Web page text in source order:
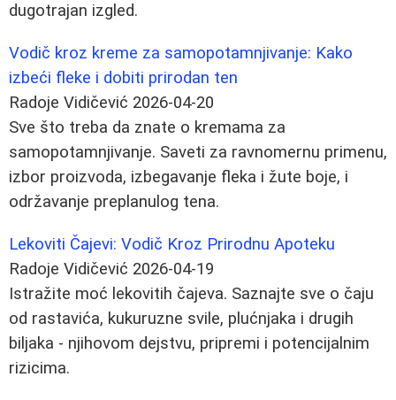
dugotrajan izgled.
Vodič kroz kreme za samopotamnjivanje: Kako
izbeći fleke i dobiti prirodan ten
Radoje Vidičević 2026-04-20
Sve što treba da znate o kremama za
samopotamnjivanje. Saveti za ravnomernu primenu,
izbor proizvoda, izbegavanje fleka i žute boje, i
održavanje preplanulog tena.
Lekoviti Čajevi: Vodič Kroz Prirodnu Apoteku
Radoje Vidičević 2026-04-19
Istražite moć lekovitih čajeva. Saznajte sve o čaju
od rastavića, kukuruzne svile, plućnjaka i drugih
biljaka - njihovom dejstvu, pripremi i potencijalnim
rizicima.